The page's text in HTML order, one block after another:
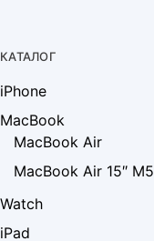
КАТАЛОГ
iPhone
MacBook
MacBook Air
MacBook Air 15″ M5
Watch
iPad